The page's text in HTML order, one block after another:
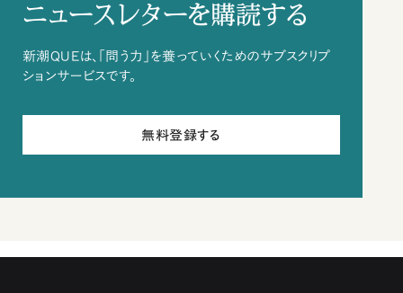
ニュースレターを購読する
新潮QUEは、「問う力」を養っていくためのサブスクリプ
ションサービスです。
無料登録する